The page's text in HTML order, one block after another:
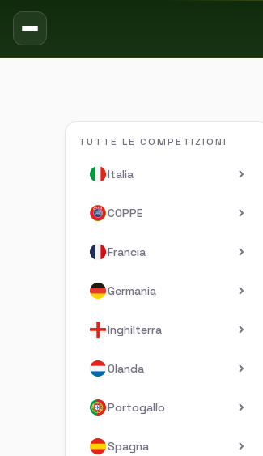
TUTTE LE COMPETIZIONI
Italia
COPPE
Francia
Germania
Inghilterra
Olanda
Portogallo
Spagna